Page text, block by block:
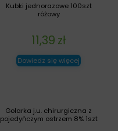
Kubki jednorazowe 100szt
różowy
11,39 zł
Dowiedz się więcej
Golarka j.u. chirurgiczna z
pojedyńczym ostrzem 8% 1szt